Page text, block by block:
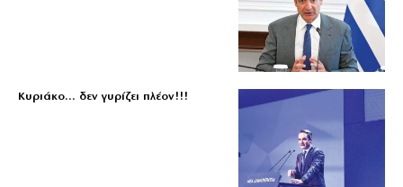
Κυριάκο… δεν γυρίζει πλέον!!!